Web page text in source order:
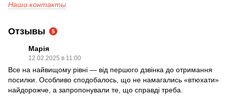
Наши контакты
Отзывы 5
Марія
12.02.2025 в 11:00
Все на найвищому рівні — від першого дзвінка до отримання
посилки. Особливо сподобалось, що не намагались «втюхати»
найдорожче, а запропонували те, що справді треба.